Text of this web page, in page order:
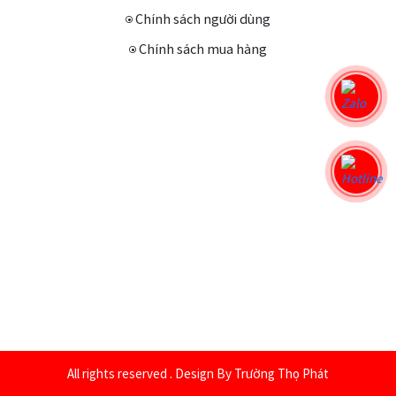
giải phóng tiêu diệt các loài khuẩn mốc,
những chất gây mùi độc hại kể cả mùi
thuốc lá. 3. Thu hút năng lượng tốt: tâm
trạng của chính mình ảnh hưởng đến trực
tiếp cuộc sống, mùi hương của đàn
hương sẽ làm cho bạn thư thái, an yên,
suy nghĩ tích cực thì theo như luật hấp
dẫn thì những đều tốt, may mắn kể cả tài
chính cũng hướng về bạn. 4. Đem lại sự
trang nghiêm và hoan hỷ khi ta làm các
sữa chua massager lên mặt hoặc toàn
thân đem lại sự tươi trẻ cho làn da, giảm
Chính sách người dùng
Chính sách mua hàng
All rights reserved . Design By Trường Thọ Phát